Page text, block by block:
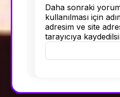
Daha sonraki
kullanılması için
adresim ve site
tarayıcıya